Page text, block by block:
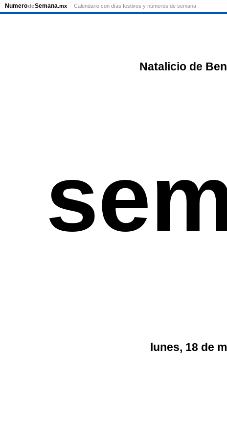
Natalicio de
lunes, 18 de
NumerodeSemana.mx Calendario con días festivos y números de semana